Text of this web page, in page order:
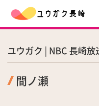
ユウガク | NBC 長崎放
間ノ瀬